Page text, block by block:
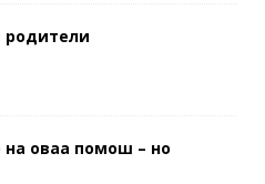
родители
на оваа помош – но